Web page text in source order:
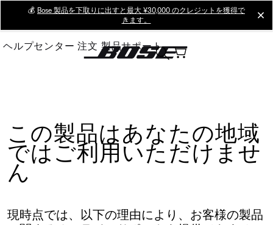
Main
💰 Bose 製品を下取りに出すと最大 ¥30,000 のクレジットを獲得で
きます。
ヘルプセンター 注文 製品サポート
この製品はあなたの地域
ではご利用いただけませ
ん
現時点では、以下の理由により、お客様の製品